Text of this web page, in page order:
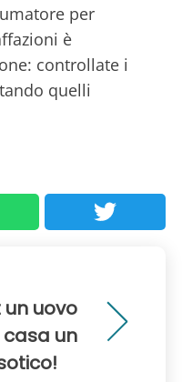
per
è
controllate i
quelli
uovo
casa un